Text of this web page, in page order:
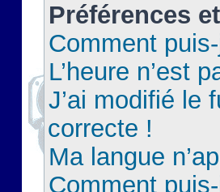
Préférences
Comment
L’heure n’est
J’ai modifié le
correcte !
Ma langue
Comment